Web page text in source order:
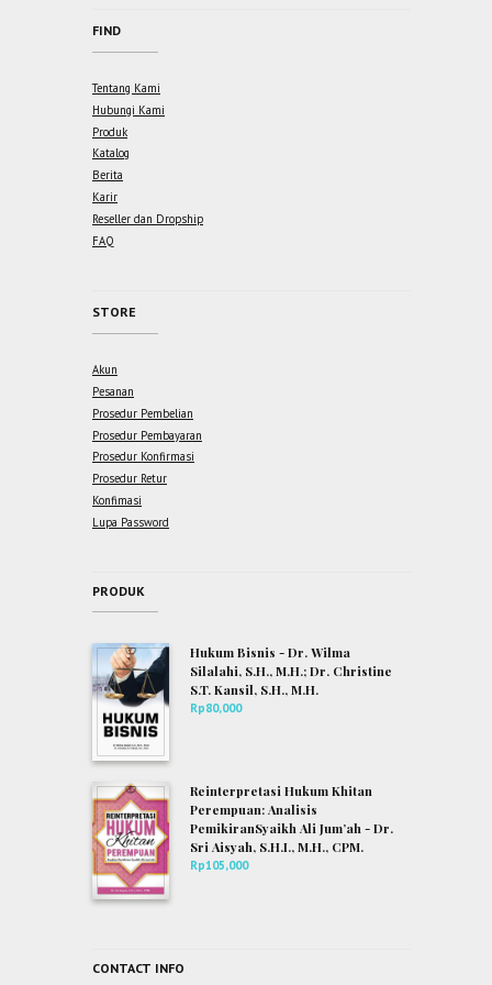
FIND
Tentang Kami
Hubungi Kami
Produk
Katalog
Berita
Karir
Reseller dan Dropship
FAQ
STORE
Akun
Pesanan
Prosedur Pembelian
Prosedur Pembayaran
Prosedur Konfirmasi
Prosedur Retur
Konfimasi
Lupa Password
PRODUK
Hukum Bisnis - Dr. Wilma
Silalahi, S.H., M.H.; Dr. Christine
S.T. Kansil, S.H., M.H.
Rp80,000
Reinterpretasi Hukum Khitan
Perempuan: Analisis
PemikiranSyaikh Ali Jum’ah - Dr.
Sri Aisyah, S.H.I., M.H., CPM.
Rp105,000
CONTACT INFO